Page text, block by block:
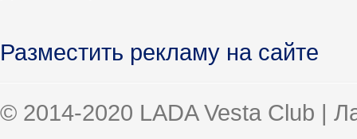
Разместить рекламу на сайте
© 2014-2020 LADA Vesta Club |